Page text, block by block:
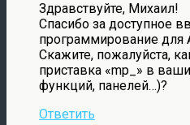
Здравствуйте, Михаил!
Спасибо за доступное
программирование для
Скажите, пожалуйста,
приставка «mp_» в
функций, панелей…)?
Ответить